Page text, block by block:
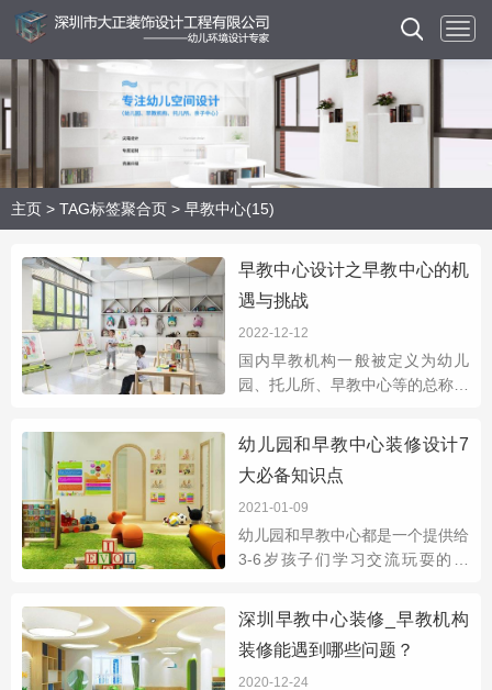
主页 > TAG标签聚合页 > 早教中心(15)
早教中心设计之早教中心的机
遇与挑战
2022-12-12
国内早教机构一般被定义为幼儿
园、托儿所、早教中心等的总称，
遇和挑战呢？早教中心一般是家长
陪同和参与的兼职科学教育服务形
式，以开发潜
幼儿园和早教中心装修设计7
大必备知识点
2021-01-09
幼儿园和早教中心都是一个提供给
3-6岁孩子们学习交流玩耍的场
馨、童趣、简洁、安全、富有亲和
力的整体定位要求。在总平面设计
上要统筹规划、合
深圳早教中心装修_早教机构
装修能遇到哪些问题？
2020-12-24